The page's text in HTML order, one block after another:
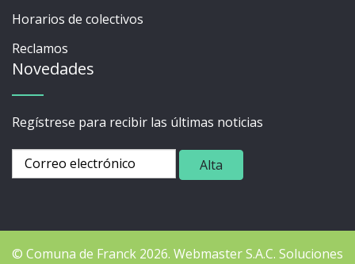
Horarios de colectivos
Reclamos
Novedades
Regístrese para recibir las últimas noticias
© Comuna de Franck 2026. WebmasterS.A.C. Soluciones